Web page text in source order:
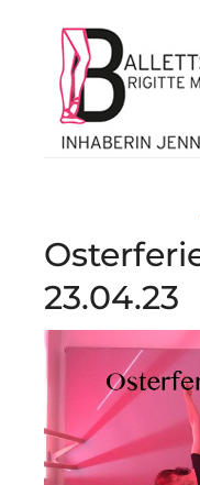
content
23.04.23